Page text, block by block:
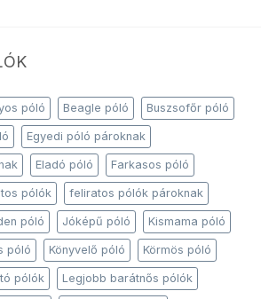
póló Beagle póló Buszsofőr póló
Egyedi póló pároknak
Eladó póló Farkasos póló
pólók feliratos pólók pároknak
póló Jóképű póló Kismama póló
póló Könyvelő póló Körmös póló
pólók Legjobb barátnős pólók